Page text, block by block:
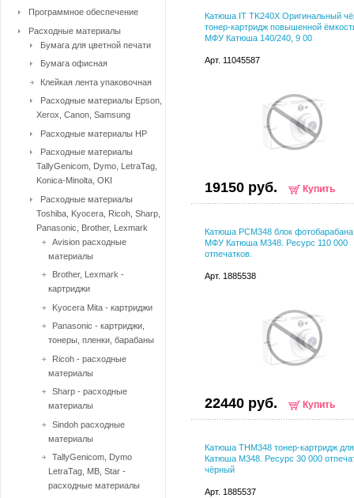
Катюша IT TK240X Оригинальный
тонер-картридж повышенной
МФУ Катюша 140/240, 9 00
Арт. 11045587
19150 руб. Купить
Катюша РСМ348 блок фотобарабана
МФУ Катюша M348. Ресурс 110 000
отпечатков.
Арт. 1885538
22440 руб. Купить
Катюша ТНМ348 тонер-картридж
Катюша M348. Ресурс 30 000
чёрный
Арт. 1885537
Программное обеспечение
Расходные материалы
Бумага для цветной печати
Бумага офисная
Клейкая лента упаковочная
Расходные материалы Epson,
Xerox, Canon, Samsung
Расходные материалы HP
Расходные материалы
TallyGenicom, Dymo, LetraTag,
Konica-Minolta, OKI
Расходные материалы
Toshiba, Kyocera, Ricoh, Sharp,
Panasonic, Brother, Lexmark
Avision расходные
материалы
Brother, Lexmark -
картриджи
Kyocera Mita - картриджи
Panasonic - картриджи,
тонеры, пленки, барабаны
Ricoh - расходные
материалы
Sharp - расходные
материалы
Sindoh расходные
материалы
TallyGenicom, Dymo
LetraTag, MB, Star -
расходные материалы